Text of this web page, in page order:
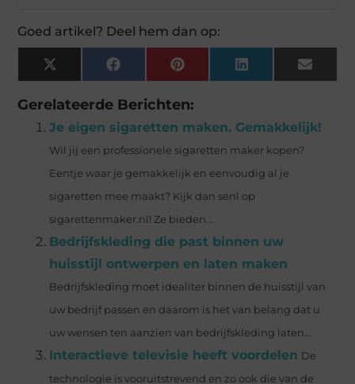
Goed artikel? Deel hem dan op:
X
(Twitter)
Facebook Pinterest LinkedIn Email
Gerelateerde Berichten:
Je eigen sigaretten maken. Gemakkelijk!
Wil jij een professionele sigaretten maker kopen?
Eentje waar je gemakkelijk en eenvoudig al je
sigaretten mee maakt? Kijk dan senl op
sigarettenmaker.nl! Ze bieden...
Bedrijfskleding die past binnen uw
huisstijl ontwerpen en laten maken
Bedrijfskleding moet idealiter binnen de huisstijl van
uw bedrijf passen en daarom is het van belang dat u
uw wensen ten aanzien van bedrijfskleding laten...
Interactieve televisie heeft voordelen De
technologie is vooruitstrevend en zo ook die van de